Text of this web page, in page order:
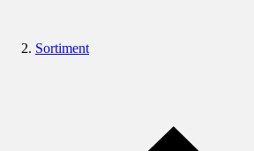
Sortiment